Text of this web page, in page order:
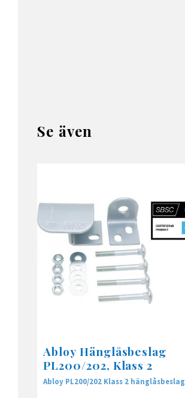
Se även
Abloy Hänglåsbeslag
PL200/202, Klass 2
Abloy PL200/202 Klass 2 hänglåsbeslag